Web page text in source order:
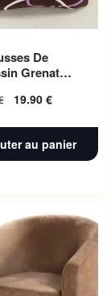
De
Grenat
Cm
19.90 €
au panier